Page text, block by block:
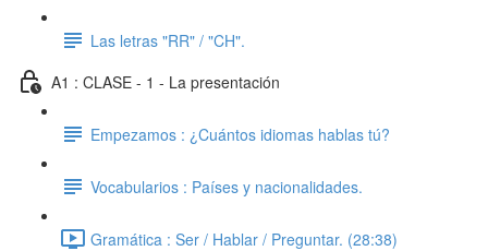
Las letras "RR" / "CH".
A1 : CLASE - 1 - La presentación
Empezamos : ¿Cuántos idiomas hablas tú?
Vocabularios : Países y nacionalidades.
Gramática : Ser / Hablar / Preguntar. (28:38)